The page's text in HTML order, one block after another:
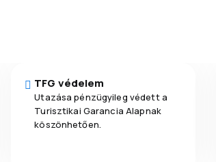
TFG védelem
Utazása pénzügyileg védett a
Turisztikai Garancia Alapnak
köszönhetően.